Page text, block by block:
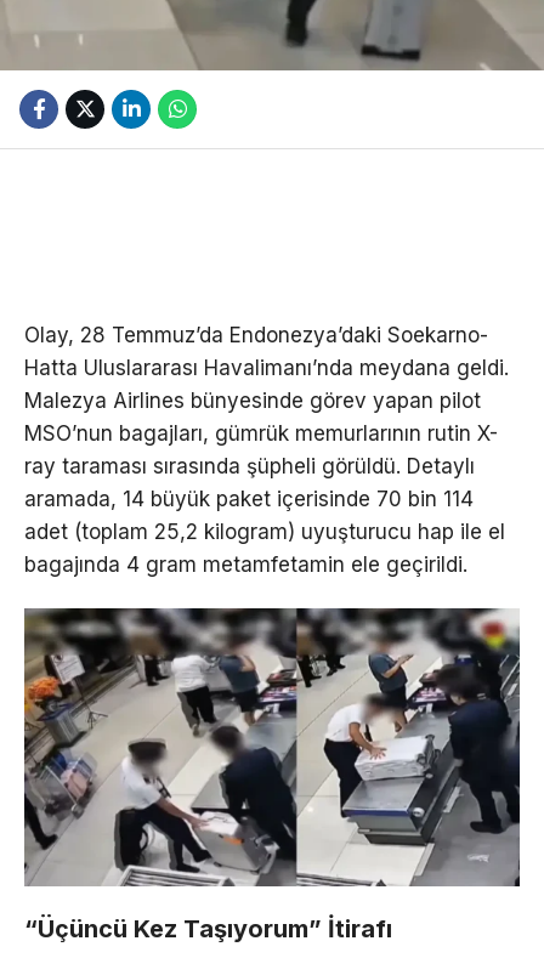
Olay, 28 Temmuz’da Endonezya’daki Soekarno-
Hatta Uluslararası Havalimanı’nda meydana geldi.
Malezya Airlines bünyesinde görev yapan pilot
MSO’nun bagajları, gümrük memurlarının rutin X-
ray taraması sırasında şüpheli görüldü. Detaylı
aramada, 14 büyük paket içerisinde 70 bin 114
adet (toplam 25,2 kilogram) uyuşturucu hap ile el
bagajında 4 gram metamfetamin ele geçirildi.
“Üçüncü Kez Taşıyorum” İtirafı